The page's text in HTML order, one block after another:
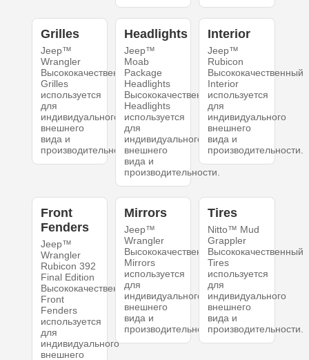
Grilles
Jeep™
Wrangler
Высококачественный
Grilles
используется
для
индивидуального
внешнего
вида и
производительности.
Headlights
Jeep™
Moab
Package
Headlights
Высококачественный
Headlights
используется
для
индивидуального
внешнего
вида и
производительности.
Interior
Jeep™
Rubicon
Высококачественный
Interior
используется
для
индивидуального
внешнего
вида и
производительности.
Front
Fenders
Jeep™
Wrangler
Rubicon 392
Final Edition
Высококачественный
Front
Fenders
используется
для
индивидуального
внешнего
Mirrors
Jeep™
Wrangler
Высококачественный
Mirrors
используется
для
индивидуального
внешнего
вида и
производительности.
Tires
Nitto™ Mud
Grappler
Высококачественный
Tires
используется
для
индивидуального
внешнего
вида и
производительности.